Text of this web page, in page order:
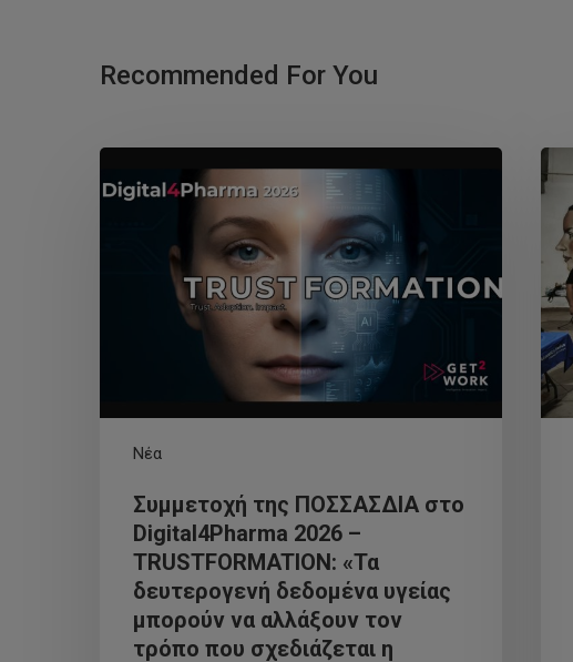
Recommended For You
Νέα
Συμμετοχή της ΠΟΣΣΑΣΔΙΑ στο
Digital4Pharma 2026 –
TRUSTFORMATION: «Τα
δευτερογενή δεδομένα υγείας
μπορούν να αλλάξουν τον
τρόπο που σχεδιάζεται η